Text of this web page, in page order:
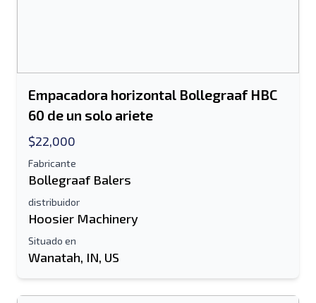
Empacadora horizontal Bollegraaf HBC
60 de un solo ariete
$22,000
Fabricante
Bollegraaf Balers
distribuidor
Hoosier Machinery
Situado en
Wanatah, IN, US